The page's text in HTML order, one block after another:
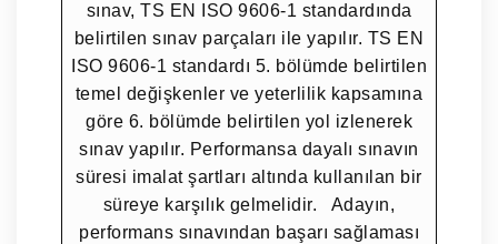
sınav, TS EN ISO 9606-1 standardında
belirtilen sınav parçaları ile yapılır. TS EN
ISO 9606-1 standardı 5. bölümde belirtilen
temel değişkenler ve yeterlilik kapsamına
göre 6. bölümde belirtilen yol izlenerek
sınav yapılır. Performansa dayalı sınavın
süresi imalat şartları altında kullanılan bir
süreye karşılık gelmelidir. Adayın,
performans sınavından başarı sağlaması